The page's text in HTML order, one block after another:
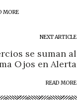
MORE
NEXT ARTICLE
se suman al
Ojos en Alerta
READ MORE